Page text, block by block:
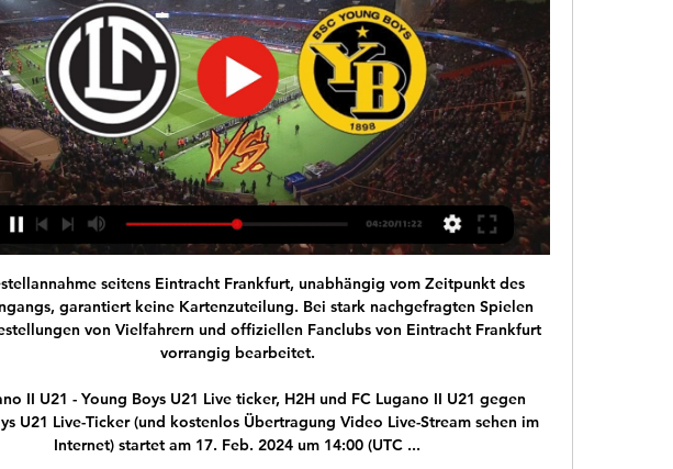
: Bayer 04 Leverkusen1:3

20:00 Hallescher - Eintracht Braunschweig. 20:00 Duisburg - Carl Zeiss Jena. 20:10 Widzew Łódź - Skra Czestochowa. 21:00 Portimonense - Vicente. 21:00 Sparta Prague - Teplice. 21:05 Katowice - Górnik Łęczna. 21:30 Werder Вremen - Eintracht Frankfurt. 21:30 Bull Salzburg - Rapid Wien. 21:30 Kaiserslautern - 1860 München. 21:30 Chemnitzer.

Fc St.Gallen vs. Fc Thun. Beitrag von Guinness » 21.02.2011, 09:14 So ich hoffe verdammtnochmal das die Mannschaft,wie auch Yakin selber wissen was jedem von Uns Fans zu 100% klar ist.

HOME | BSC YOUNG BOYS - OFFIZIELLE INTERNETSEITE Lugano: Da Costa - Rouiller, Sulmoni, Golemic - Crnigoj (69. Janko), Mariani, Ledesma (86. Mihajlovic), Sabbatini, Amuzie - Bottani (76. Carlinhos), Gerndt. YB: ...

Schalke hilft! und RAG-Stiftung eröffnen die ersten zwei Bolzplätze Gemeinsam für Gelsenkirchen und die Emscher-Lippe-Region: Schalke hilft!, die vereinseigene Stiftung des S04, und die RAG-Stiftung sind im Juni 2019 eine Kooperation zur Unterstützung chancenbenachteiligter Kinder und Jugendlicher im Ruhrgebiet eingegangen.

Bei Paris Saint-Germain kamen neben Choupo-Moting auch die deutschen Nationalspieler Thilo Kehrer und Julian Draxler zum Einsatz. +++ CL-Finale bei deutscher Beteiligung im ZDF zu sehen +++

Schweizweit bieten wir das dichteste Netz an Filialen für Baumaterial und Beläge jeder Art. Informieren Sie sich online und statten Sie uns einen Besuch ab, gerne beraten wir Sie bei Ihrem Bauvorhaben.

FC Bayern: Jerome Boateng verrät beliebtes Transferziel - „Würde nicht nein sagen“ Update vom 30. Juli, 9.45 Uhr: Die Frage nach dem Verbleib von Jerome Boateng beim FC Bayern ist noch immer offen. Eine Vertragsverlängerung scheint nach den Aussagen von Karl-Heinz Rummenigge (siehe Update vom 23. Juli) eher unwahrscheinlich.

FC Lugano - Young Boys Live ticker, H2H und Aufstellungen FC Lugano gegen Young Boys Live-Ticker (und kostenlos Übertragung Video Live-Stream sehen im Internet) startet am 10. Feb. 2024 um 19:30 (UTC Zeitzone) in ...

Lüner SV II – TuS Overberge II 36:20. Der mit einem Mini-Kader angereiste TuS Overberge musste in Lünen bald erkennen, dass dort nichts zu holen war. Mehr als sechs Tore wie beim 26:20 kamen.

BSC Young Boys Search. Videos · 4:15. Aus dem Archiv: Lugano - YB (2:4) im März 2018. 167 views. 7 hours ago · 2:59 · Stefan Rihs und Christoph Spycher Miteigentümer von YB.

SV NEUSTETTEN Alle Kategorien; FUSSBALLSCHUHE. NIKE; NIKE - MERCURIAL ; NIKE - PHANTOM; NIKE - TIEMPO. NIKE Fussballschuhe Nocken MERCURIAL NEYMAR VAPOR 12 ELITE FG - Weiss/Schwarz 263,18 € * Letzter Artikel. Details Neu im Sortiment! NIKE Fussballschuhe Kunstrasen TIEMPO LEGEND 8 PRO TF - Rot/Weiss 107,22 € * sofort Lieferbar. Details NIKE Fussballschuhe Nocken MERCURIAL …

Nachfolgend sind die aktuellen sowie früheren Mandate von Liberale Baugenossenschaft Kriens in Firmen und Organisationen ersichtlich. Auch sehen Sie hier, was zu Liberale Baugenossenschaft Kriens im Schweizerischen Handelsamtsblatt (SHAB) publiziert wurde.

22.08.2020 20 Uhr Olympique Lyon gegen Bayern München. UWCL-Viertelfinale gegen Lyon am 22. August in Bilbao. News im Forum diskutieren. Thema im Bayernboard. 2 Antworten, zuletzt: 26. Juni 2020, 13:49. Teilen. Facebook; Twitter; Google Plus; Reddit; WhatsApp; Tags. Frauenfußball; Bayern München (Frauen) UWCL ; Viertelfinale; olympique Lyon (Frauen) Bayernboard » Fußball News » Autor.

Hallescher - Eintracht Braunschweig 20:00 Duisburg - Carl Zeiss Jena 20:00 Widzew Łódź - Skra Czestochowa 20:10 Portimonense - Vicente 21:00 Sparta Prague - Teplice 21:00 Katowice - Górnik Łęczna 21:05 Kaiserslautern - 1860 München 21:30 21:30.

Örebro Syrianska-Sollentuna. Örebro Syrianska. VS Saturday, 18 July, 2020, 14:00. Sollentuna. Prognose Es gibt keine Ergebnisse. Die Wetten der Buchmacher.

BSC Young Boys - FC Lugano - FC LUZERN Der FCL verliert das Auftaktspiel in die Rückrunde gegen Basel. 540. 63. 2 FCL-TV · Online shop · Tickets · Events. Aktuellste Nachrichten. Club ...

karlsruher sc spieler, karlsruher sc trainer, karlsruher sc aufstellung, karlsruher sc forum, karlsruher sc tickets, hiroki yamada, ksc transfermarkt, ksc homepage, karlsruher schloss , karlsruher schlosslichtspiele , karlsruher sc tickets , karlsruher sc transfermarkt , karlsruher sc stadion , karlsruher sc spielplan , karlsruher sc facebook , karlsruher sc homepage , karlsruher schule.

Lugano gegen Young Boys live im tv 29.10.2023 Strom 29.10.2023 — Lugano gegen Young Boys live im tv 29.10.2023 Strom vor 8 Stunden — [LIVE-SPORT=] Lugano gegen Young Boys im stream 29 Oktober 2023 ...

RB Leipzig - 1. FC Köln FC Köln Vor der Vierer-Abwehrkette hat Gisdol eine Dreier-Reihe im defensiven Mittelfeld platziert mit den ins Team zurückgekehrten Verstraete und Höger sowie Skhiri.

Tooor für RB Leipzig, 4:1 durch Emil Forsberg In der ersten Phase, in der der FC mitspielen kann, entscheidet Leipzig das Spiel. Forsberg tritt von halblinks zum Freistoß an und versetzt dem Ball mit rechts einen Top-Spin. Die Kugel senkt sich dadurch hinter der Mauer perfekt in den linken Knick. 76. 20:06. Einwechslung bei RB Leipzig: Patrik Schick. 76. 20:06. Auswechslung bei RB Leipzig.

Aufstellungen, Spielerwechsel, Torschützen, Karten und weitere Statistiken zum Champions League-Spiel zwischen Juventus Turin und FC Bayern München aus der Saison 2009/2010.

Offizielle Site des Wiener Fußballklubs. Angeboten werden aktuelle News und Hintergrundinfos zum Verein und zu den Teams, für die Fans gibt es einen größerer interaktiven Teil auf der Site.

Rasenballsport Leipzig - Borussia Dortmund. Ich glaube, dass wir eine gute Chance in Paris haben. Wir gehen aber davon aus, dass Paris auch da sehr stark sein wird. Sie haben aber vermutlich immer noch das Déjà-vu aus dem letzten Jahr im Hinterkopf. Denn für sie bricht ja auch die Welt zusammen, wenn sie ausscheiden. Somit sind wir psychologisch vielleicht etwas im Vorteil.“ Lucien.

6. März 2001, Champions League, 2. Gruppenphase: Olympique Lyon - FC Bayern München 3:0 (Torschützen: Govou (2), Laigle) "Das war heute eine Blamage!

Aufstellungen, Spielerwechsel, Torschützen, Karten und weitere Statistiken zum Veikkausliiga-Spiel zwischen HIFK und SJK Seinäjoki aus der Saison 2019.

Vor allem das direkte Duell zwischen RB Leipzig und dem FC Salzburg wird für viel Emotion sorgen. Und auch die Gruppen von Eintracht Frankfurt, Bayer Leverkusen und Rapid Wien bieten viel Spannung!“ Eine vollständige Übersicht der UEFA Europa League Spiele entnehmen Sie der folgenden Grafik und der PDF-Datei in Tabellenform.

VfR Neuss: 1:1 4. Spieltag; 27.08.1967: Rot-Weiss Essen - SF Hamborn 07: 4:2 Arminia Bielefeld - Schwarz-Weiß Essen: 2:3 Fortuna Düsseldorf - VfL Bochum: 2:1 Lüner SV - Rot-Weiß Oberhausen: 1:3 SC Viktoria 04 Köln - VfB Bottrop: 0:0 VfR Neuss - Fortuna Köln

Die bisweilen irrationale Schnelllebigkeit des Fußball-Geschäfts erfährt Diego Demme gerade am eigenen Leib. Vor wenigen Monaten galt er bei RB Leipzig noch als Auslaufmodell.

Universitätsprofessorin, Richterin am OLG München Aufgabengebiet Lehrstuhl für Bürgerliches Recht, Zivilverfahrensrecht, Europäisches Privat- und Verfahrensrecht Kontakt Zi. T 116 (1. OG) Professor-Huber-Platz 2 80539 München. Telefon: +49 (0)89 / 2180 - 2794 Fax: + 49 (0)89 / 2180 - 3159 E-Mail: beate.gsell@jura.uni-muenchen.de Website: Lehrstuhl für Bürgerliches Recht.

2020-5-7 · FRANKFURT - Die Bundesliga darf also wieder spielen. Die Liga selbst spricht von einem Neustart der alten Saison. Faktisch ist das natürlich richtig, die Saison 2019/20 wird ja - basierend auf den am Mittwoch verkündeten Lockerungen der Regeln in der Corona-Krise-nach rund zwei Monaten Pause fortgeführt. Neun Spieltage sind noch durchzuführen, für Werder Bremen und Eintracht Frankfurt.

Für die Liechtensteiner hätte es aber noch schlimmer kommen können. Sie mussten einen Zweitore-Rückstand in Unterzahl aufholen - und taten es. Trotzdem: Die Hoppers können nun mit einem Sieg Platz zwei übernehmen. Im zweiten Vorabend-Spiel siegte Winterthur hier in Zürich gegen Aarau mit 5:2. Schon zur Pause stand es 5:1.

Lugano - BSC Young Boys » Wett-Tipps, Live Ticker, Die Heim-Bilanz der vergangenen 19 Spiele von FC Lugano gegen BSC Young Boys lautet: 4 Siege bei 4 Unentschieden und 11 Niederlagen. Die Tordifferenz: 35-18 für ...

Live Ticker Charlotte Independence - Pittsburgh Riverhounds D-2 Pro League - Statistiken, videos in echtzeit und Charlotte Independence - Pittsburgh Riverhounds live ergebnis 8 Juli 2019.

Heute beim Blitzturnier der SG Bockum-Hövel 2013 e.V. hat unsere Mannschaft zwei Spiele bestritten. Gespielt wurde 2 x 30 Minuten. SV Westfalia Rhynern : FC Gievenbeck 3:1 Tore: 2 x Leon Gensicke und...

Kampfsportschule Aarau. Karate, Kobudo, Qi Gong, Tai Chi,. Karate und Kobudo hat mir sehr viel für mein Leben mitgegeben. Es ist für mich eine grosse Freude, davon weitergeben zu können.. Nebenberuflich als Personenschützer für Mannschaft und Schiedsrichter vom FC Zürich und Grass